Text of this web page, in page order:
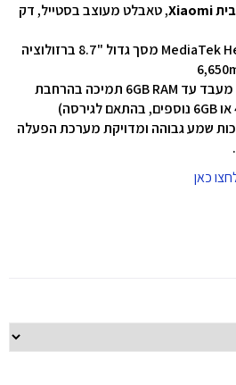
, טאבלט מעוצב בסטייל, דק
מעבד שמונה ליבות MediaTek Helio G85 מסך גדול "8.7 ברזולוציה
נפח אחסון עד 128GB וזיכרון מעבד עד 6GB RAM תמיכה בהרחבת
שמע גבוהה ומדויקת מערכת הפעלה
כאן